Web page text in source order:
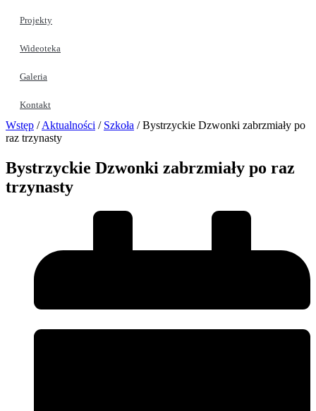
Projekty
Wideoteka
Galeria
Kontakt
Wstęp / Aktualności / Szkoła / Bystrzyckie Dzwonki zabrzmiały po
raz trzynasty
Bystrzyckie Dzwonki zabrzmiały po raz
trzynasty